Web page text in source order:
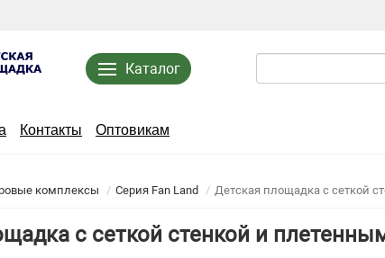
Каталог
Контакты Оптовикам
комплексы Серия Fan Land Детская площадка с сеткой
с сеткой стенкой и